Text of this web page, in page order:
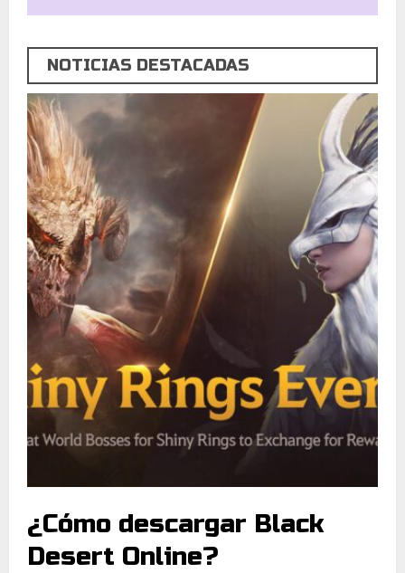
NOTICIAS DESTACADAS
¿Cómo descargar Black
Desert Online?